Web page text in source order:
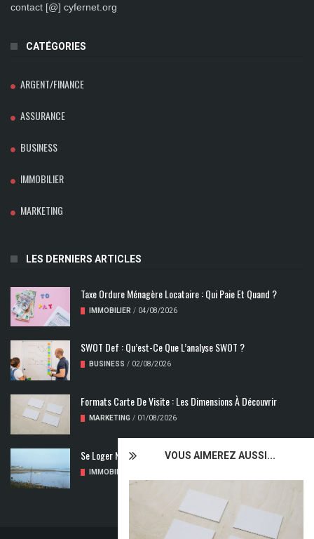
VOUS AIMEREZ AUSSI...
contact [@] cyfernet.org
CATÉGORIES
ARGENT/FINANCE
ASSURANCE
BUSINESS
IMMOBILIER
MARKETING
LES DERNIERS ARTICLES
Taxe Ordure Ménagère Locataire : Qui Paie Et Quand ?
IMMOBILIER / 04/08/2026
SWOT Def : Qu’est-Ce Que L’analyse SWOT ?
BUSINESS / 02/08/2026
Formats Carte De Visite : Les Dimensions À Découvrir
MARKETING / 01/08/2026
Se Loger Neuf : Comment Choisir Un Logement Adapté
IMMOBILIER